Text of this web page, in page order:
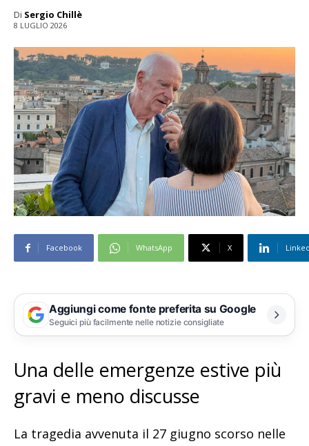
Di Sergio Chillè
8 LUGLIO 2026
Facebook WhatsApp X
Aggiungi come fonte preferita su Google
Seguici più facilmente nelle notizie consigliate
Una delle emergenze estive più
gravi e meno discusse
La tragedia avvenuta il 27 giugno scorso nelle